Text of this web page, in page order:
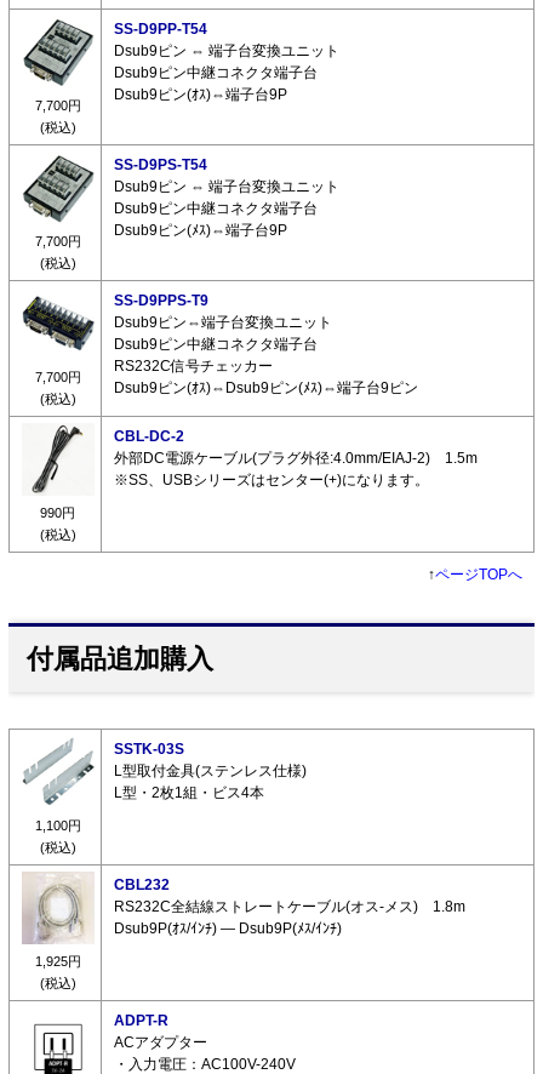
7,700円
(税込)
SS-D9PP-T54
Dsub9ピン ⇔ 端子台変換ユニット
Dsub9ピン中継コネクタ端子台
Dsub9ピン(ｵｽ)⇔端子台9P
7,700円
(税込)
SS-D9PS-T54
Dsub9ピン ⇔ 端子台変換ユニット
Dsub9ピン中継コネクタ端子台
Dsub9ピン(ﾒｽ)⇔端子台9P
7,700円
(税込)
SS-D9PPS-T9
Dsub9ピン⇔端子台変換ユニット
Dsub9ピン中継コネクタ端子台
RS232C信号チェッカー
Dsub9ピン(ｵｽ)⇔Dsub9ピン(ﾒｽ)⇔端子台9ピン
990円
(税込)
CBL-DC-2
外部DC電源ケーブル(プラグ外径:4.0mm/EIAJ-2) 1.5m
※SS、USBシリーズはセンター(+)になります。
↑ページTOPへ
付属品追加購入
1,100円
(税込)
SSTK-03S
L型取付金具(ステンレス仕様)
L型・2枚1組・ビス4本
1,925円
(税込)
CBL232
RS232C全結線ストレートケーブル(オス-メス) 1.8m
Dsub9P(ｵｽ/ｲﾝﾁ) ― Dsub9P(ﾒｽ/ｲﾝﾁ)
ADPT-R
ACアダプター
・入力電圧：AC100V-240V